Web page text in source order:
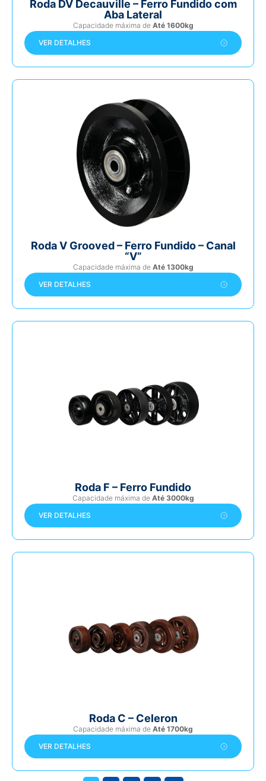
Roda DV Decauville – Ferro Fundido com
Aba Lateral
Capacidade máxima de Até 1600kg
VER DETALHES
Roda V Grooved – Ferro Fundido – Canal
“V”
Capacidade máxima de Até 1300kg
VER DETALHES
Roda F – Ferro Fundido
Capacidade máxima de Até 3000kg
VER DETALHES
Roda C – Celeron
Capacidade máxima de Até 1700kg
VER DETALHES